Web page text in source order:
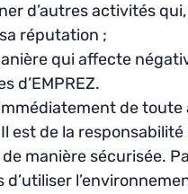
d’autres activités
réputation ;
qui affecte
d’EMPREZ.
de
est de la
manière sécurisée.